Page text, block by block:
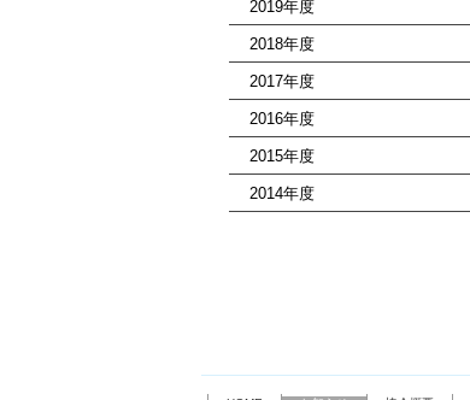
2019年度
2018年度
2017年度
2016年度
2015年度
2014年度